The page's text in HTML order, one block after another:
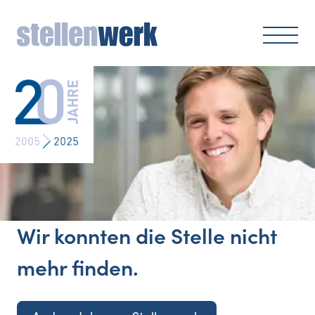
Wir konnten die Stelle nicht
mehr finden.